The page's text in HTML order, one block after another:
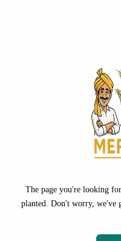
The page you're looking
planted. Don't worry,